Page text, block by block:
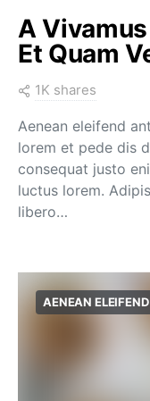
A
Et Quam
1K shares
Aenean eleifend
lorem et pede dis
consequat justo
luctus lorem.
libero…
AENEAN ELEIFEND